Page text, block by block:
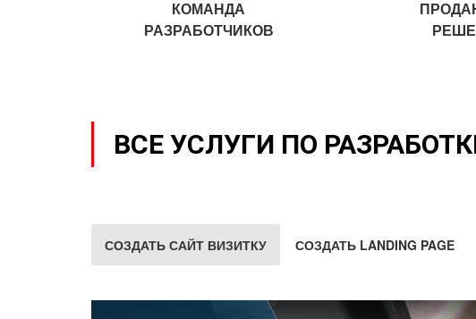
КОМАНДА
РАЗРАБОТЧИКОВ
ВСЕ УСЛУГИ ПО
СОЗДАТЬ САЙТ ВИЗИТКУ СОЗДАТЬ LANDING PAGE